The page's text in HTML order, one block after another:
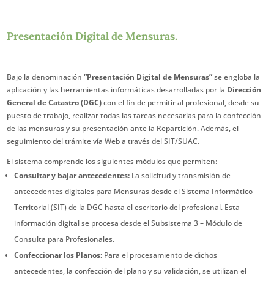
Presentación Digital de Mensuras.
Bajo la denominación “Presentación Digital de Mensuras”se engloba la
aplicación y las herramientas informáticas desarrolladas por la Dirección
General de Catastro (DGC)con el fin de permitir al profesional, desde su
puesto de trabajo, realizar todas las tareas necesarias para la confección
de las mensuras y su presentación ante la Repartición. Además, el
seguimiento del trámite vía Web a través del SIT/SUAC.
El sistema comprende los siguientes módulos que permiten:
Consultar y bajar antecedentes: La solicitud y transmisión de
antecedentes digitales para Mensuras desde el Sistema Informático
Territorial (SIT) de la DGC hasta el escritorio del profesional. Esta
información digital se procesa desde el Subsistema 3 – Módulo de
Consulta para Profesionales.
Confeccionar los Planos: Para el procesamiento de dichos
antecedentes, la confección del plano y su validación, se utilizan el